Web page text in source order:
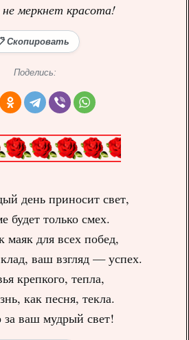
меркнет красота!
Скопировать
Поделись:
день приносит свет,
будет только смех.
для всех побед,
ваш взгляд — успех.
крепкого, тепла,
как песня, текла.
за ваш мудрый свет!